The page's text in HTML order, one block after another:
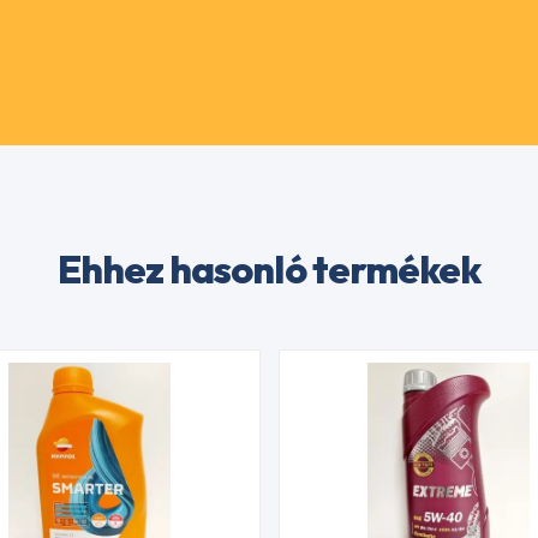
Ehhez hasonló termékek